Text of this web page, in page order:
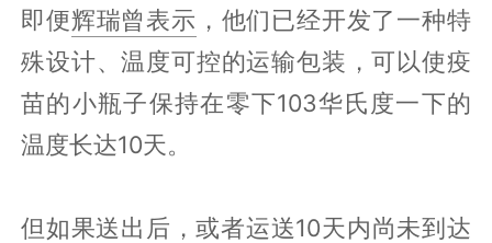
即便辉瑞曾表示 ，他们已经开发了一种特
殊设计、温度可控的运输包装，可以使疫
苗的小瓶子保持在零下103华氏度一下的
温度长达10天。
但如果送出后，或者运送10天内尚未到达